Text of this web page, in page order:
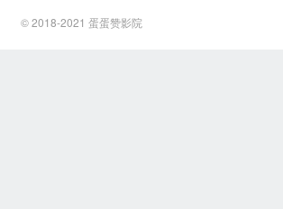
© 2018-2021 蛋蛋赞影院